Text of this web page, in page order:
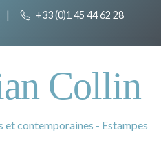
| +33 (0)1 45 44 62 28
Collin
et contemporaines - Estampes